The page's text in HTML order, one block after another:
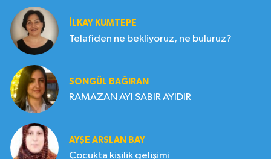
İLKAY KUMTEPE
Telafiden ne bekliyoruz, ne buluruz?
SONGÜL BAĞIRAN
RAMAZAN AYI SABIR AYIDIR
AYŞE ARSLAN BAY
Çocukta kişilik gelişimi